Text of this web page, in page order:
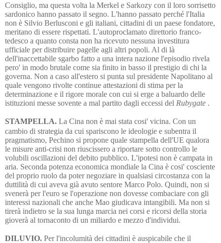
Consiglio, ma questa volta la Merkel e Sarkozy con il loro sorrisetto
sardonico hanno passato il segno. L'hanno passato perché l'Italia
non è Silvio Berlusconi e gli italiani, cittadini di un paese fondatore,
meritano di essere rispettati. L'autoproclamato direttorio franco-
tedesco a quanto consta non ha ricevuto nessuna investitura
ufficiale per distribuire pagelle agli altri popoli. Al di là
dell'inaccettabile sgarbo fatto a una intera nazione l'episodio rivela
pero' in modo brutale come sia finito in basso il prestigio di chi la
governa. Non a caso all'estero si punta sul presidente Napolitano al
quale vengono rivolte continue attestazioni di stima per la
determinazione e il rigore morale con cui si erge a baluardo delle
istituzioni messe sovente a mal partito dagli eccessi del Rubygate .
STAMPELLA. La Cina non è mai stata cosi' vicina. Con un
cambio di strategia da cui spariscono le ideologie e subentra il
pragmatismo, Pechino si propone quale stampella dell'UE qualora
le misure anti-crisi non riuscissero a riportare sotto controllo le
volubili oscillazioni del debito pubblico. L'ipotesi non è campata in
aria. Seconda potenza economica mondiale la Cina è cosi' cosciente
del proprio ruolo da poter negoziare in qualsiasi circostanza con la
duttilità di cui aveva già avuto sentore Marco Polo. Quindi, non si
svenerà per l'euro se l'operazione non dovesse combaciare con gli
interessi nazionali che anche Mao giudicava intangibili. Ma non si
tirerà indietro se la sua lunga marcia nei corsi e ricorsi della storia
gioverà al tornaconto di un miliardo e mezzo d'individui.
DILUVIO. Per l'incolumità dei cittadini è auspicabile che il